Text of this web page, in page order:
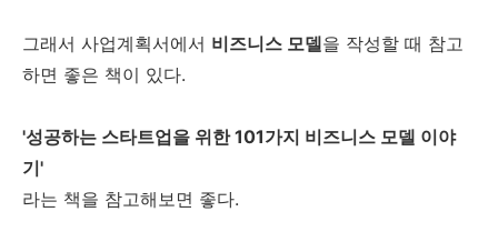
그래서 사업계획서에서 비즈니스 모델을 작성할 때 참고
하면 좋은 책이 있다.
'성공하는 스타트업을 위한 101가지 비즈니스 모델 이야
기'
라는 책을 참고해보면 좋다.